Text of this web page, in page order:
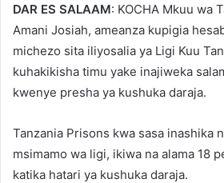
DAR ES SALAAM: KOCHA Mkuu wa
Amani Josiah, ameanza kupigia
michezo sita iliyosalia ya Ligi Kuu
kuhakikisha timu yake inajiweka
kwenye presha ya kushuka daraja.
Tanzania Prisons kwa sasa inashika
msimamo wa ligi, ikiwa na alama 18
katika hatari ya kushuka daraja.